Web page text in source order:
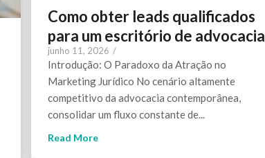
Como obter leads qualificados
para um escritório de advocacia
junho 11, 2026 /
Introdução: O Paradoxo da Atração no
Marketing Jurídico No cenário altamente
competitivo da advocacia contemporânea,
consolidar um fluxo constante de...
Read More